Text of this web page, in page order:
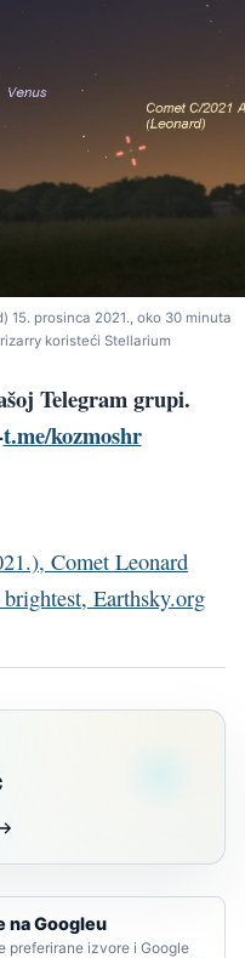
15. prosinca 2021., oko 30 minuta
koristeći Stellarium
Telegram grupi.
t.me/kozmoshr
Comet Leonard
Earthsky.org
na Googleu
preferirane izvore i Google